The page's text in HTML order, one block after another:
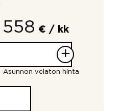
558 € / kk
+
Asunnon velaton hinta